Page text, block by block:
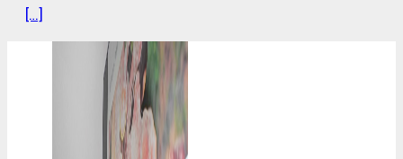
[…]